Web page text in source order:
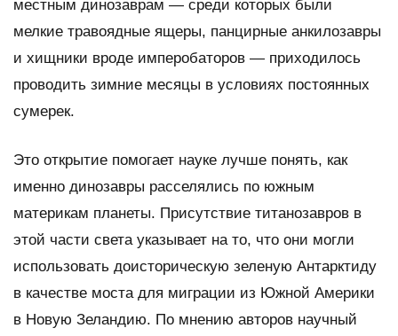
местным динозаврам — среди которых были
мелкие травоядные ящеры, панцирные анкилозавры
и хищники вроде имперобаторов — приходилось
проводить зимние месяцы в условиях постоянных
сумерек.
Это открытие помогает науке лучше понять, как
именно динозавры расселялись по южным
материкам планеты. Присутствие титанозавров в
этой части света указывает на то, что они могли
использовать доисторическую зеленую Антарктиду
в качестве моста для миграции из Южной Америки
в Новую Зеландию. По мнению авторов научный